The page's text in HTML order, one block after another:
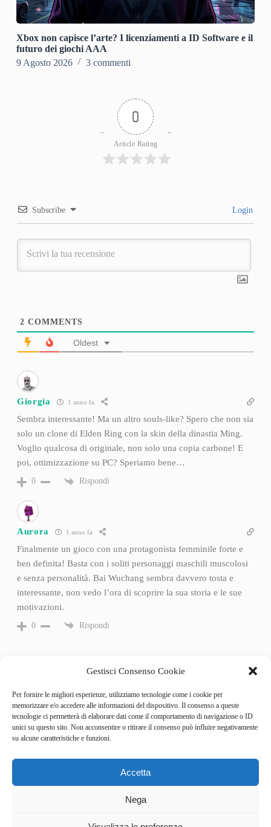
Gestisci Consenso Cookie
Per fornire le migliori esperienze, utilizziamo tecnologie come i cookie per
memorizzare e/o accedere alle informazioni del dispositivo. Il consenso a queste
tecnologie ci permetterà di elaborare dati come il comportamento di navigazione o ID
unici su questo sito. Non acconsentire o ritirare il consenso può influire negativamente
su alcune caratteristiche e funzioni.
Accetta
Nega
Xbox non capisce l’arte? I licenziamenti a ID Software e il
futuro dei giochi AAA
9 Agosto 2026
3 commenti
0
Article Rating
Subscribe Login
2 COMMENTS
Oldest
Giorgia 1 anno fa
Sembra interessante! Ma un altro souls-like? Spero che non sia
solo un clone di Elden Ring con la skin della dinastia Ming.
Voglio qualcosa di originale, non solo una copia carbone! E
poi, ottimizzazione su PC? Speriamo bene…
0 Rispondi
Aurora 1 anno fa
Finalmente un gioco con una protagonista femminile forte e
ben definita! Basta con i soliti personaggi maschili muscolosi
e senza personalità. Bai Wuchang sembra davvero tosta e
interessante, non vedo l’ora di scoprire la sua storia e le sue
motivazioni.
0 Rispondi
Categories
Behind the Game
GameSpotlight